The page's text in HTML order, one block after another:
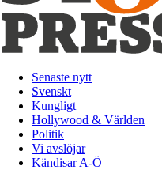
Senaste nytt
Svenskt
Kungligt
Hollywood & Världen
Politik
Vi avslöjar
Kändisar A-Ö